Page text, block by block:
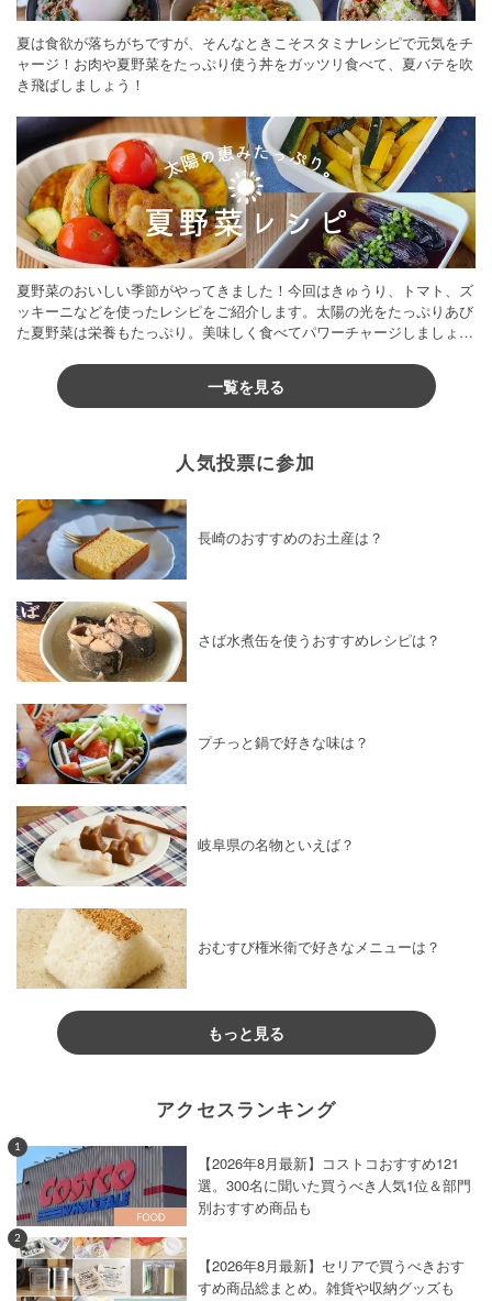
夏は食欲が落ちがちですが、そんなときこそスタミナレシピで元気をチ
ャージ！お肉や夏野菜をたっぷり使う丼をガッツリ食べて、夏バテを吹
き飛ばしましょう！
夏野菜のおいしい季節がやってきました！今回はきゅうり、トマト、ズ
ッキーニなどを使ったレシピをご紹介します。太陽の光をたっぷりあび
た夏野菜は栄養もたっぷり。美味しく食べてパワーチャージしましょう
一覧を見る
人気投票に参加
長崎のおすすめのお土産は？
さば水煮缶を使うおすすめレシピは？
プチっと鍋で好きな味は？
岐阜県の名物といえば？
おむすび権米衛で好きなメニューは？
もっと見る
アクセスランキング
1
【2026年8月最新】コストコおすすめ121
選。300名に聞いた買うべき人気1位＆部門
別おすすめ商品も
2
【2026年8月最新】セリアで買うべきおす
すめ商品総まとめ。雑貨や収納グッズも